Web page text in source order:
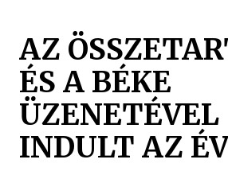
AZ
ÉS A BÉKE
ÜZENETÉVEL
INDULT AZ